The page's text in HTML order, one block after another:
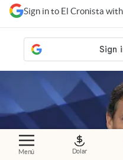
Menú Dolar
Sign in to El Cronista
Análisis.Spotorno
antes de flexibilizar